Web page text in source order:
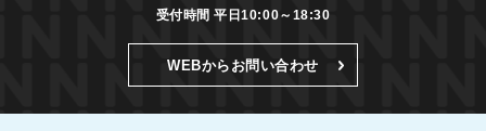
受付時間 平日10:00～18:30
WEBからお問い合わせ